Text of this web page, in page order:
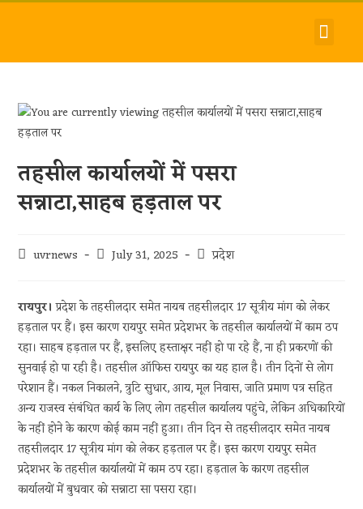
तहसील कार्यालयों में पसरा
सन्नाटा,साहब हड़ताल पर
uvrnews July 31, 2025 प्रदेश
रायपुर। प्रदेश के तहसीलदार समेत नायब तहसीलदार 17 सूत्रीय मांग को लेकर
हड़ताल पर हैं। इस कारण रायपुर समेत प्रदेशभर के तहसील कार्यालयों में काम ठप
रहा। साहब हड़ताल पर हैं, इसलिए हस्ताक्षर नहीं हो पा रहे हैं, ना ही प्रकरणों की
सुनवाई हो पा रही है। तहसील ऑफिस रायपुर का यह हाल है। तीन दिनों से लोग
परेशान हैं। नकल निकालने, त्रुटि सुधार, आय, मूल निवास, जाति प्रमाण पत्र सहित
अन्य राजस्व संबंधित कार्य के लिए लोग तहसील कार्यालय पहुंचे, लेकिन अधिकारियों
के नहीं होने के कारण कोई काम नहीं हुआ। तीन दिन से तहसीलदार समेत नायब
तहसीलदार 17 सूत्रीय मांग को लेकर हड़ताल पर हैं। इस कारण रायपुर समेत
प्रदेशभर के तहसील कार्यालयों में काम ठप रहा। हड़ताल के कारण तहसील
कार्यालयों में बुधवार को सन्नाटा सा पसरा रहा।